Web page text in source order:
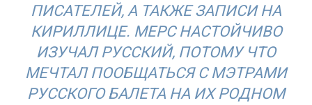
ПИСАТЕЛЕЙ, А ТАКЖЕ ЗАПИСИ НА
КИРИЛЛИЦЕ. МЕРС НАСТОЙЧИВО
ИЗУЧАЛ РУССКИЙ, ПОТОМУ ЧТО
МЕЧТАЛ ПООБЩАТЬСЯ С МЭТРАМИ
РУССКОГО БАЛЕТА НА ИХ РОДНОМ